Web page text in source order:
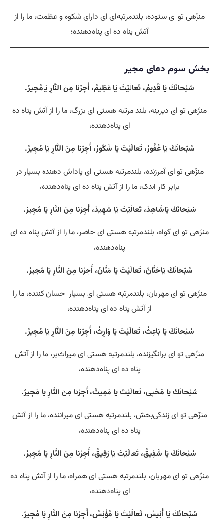
منزّهی تو ای ستوده، بلندمرتبه‌ای ای دارای شکوه و عظمت، ما را از
آتش پناه ده ای پناه‌دهنده؛
بخش سوم دعای مجیر
سُبْحانَكَ يَا قَدِيمُ، تَعالَيْتَ يَا عَظِيمُ، أَجِرْنا مِنَ النَّارِ يَامُجِيرُ.
منزّهی تو ای دیرینه، بلند مرتبه هستی‌ ای بزرگ، ما را از آتش پناه ده
ای پناه‌دهنده،
سُبْحانَكَ يَا غَفُورُ، تَعالَيْتَ يَا شَكُورُ، أَجِرْنا مِنَ النَّارِ يَا مُجِيرُ.
منزّهی تو ای آمرزنده، بلندمرتبه هستی‌ ای پاداش دهنده بسیار در
برابر کار اندک، ما را از آتش پناه ده ای پناه‌دهنده،
سُبْحانَكَ يَاشَاهِدُ، تَعالَيْتَ يَا شَهِيدُ، أَجِرْنا مِنَ النَّارِ يَا مُجِيرُ.
منزّهی تو ای گواه، بلندمرتبه هستی‌ ای حاضر، ما را از آتش پناه ده ای
پناه‌دهنده،
سُبْحانَكَ يَاحَنَّانُ، تَعالَيْتَ يَا مَنَّانُ، أَجِرْنا مِنَ النَّارِ يَا مُجِيرُ.
منزّهی تو ای مهربان، بلندمرتبه هستی‌ ای بسیار احسان کننده، ما را
از آتش پناه ده ای پناه‌دهنده،
سُبْحانَكَ يَا بَاعِثُ، تَعالَيْتَ يَا وَارِثُ، أَجِرْنا مِنَ النَّارِ يَا مُجِيرُ.
منزّهی تو ای برانگیزنده، بلندمرتبه هستی‌ ای میراث‌بر، ما را از آتش
پناه ده ای پناه‌دهنده،
سُبْحانَكَ يَا مُحْيِى، تَعالَيْتَ يَا مُمِيتُ، أَجِرْنا مِنَ النَّارِ يَا مُجِيرُ.
منزّهی تو ای زندگی‌بخش، بلندمرتبه هستی‌ ای میراننده، ما را از آتش
پناه ده ای پناه‌دهنده،
سُبْحانَكَ يَا شَفِيقُ، تَعالَيْتَ يَا رَفِيقُ، أَجِرْنا مِنَ النَّارِ يَا مُجِيرُ.
منزّهی تو ای مهربان، بلندمرتبه هستی‌ ای همراه، ما را از آتش پناه ده
ای پناه‌دهنده،
سُبْحانَكَ يَا أَنِيسُ، تَعالَيْتَ يَا مُؤْنِسُ، أَجِرْنا مِنَ النَّارِ يَا مُجِيرُ.